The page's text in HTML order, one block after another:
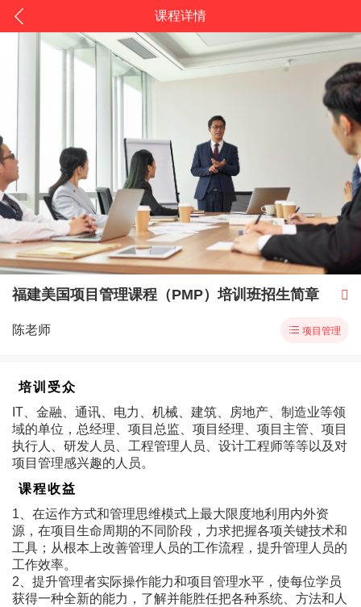
课程详情
福建美国项目管理课程（PMP）培训班招生简章 
陈老师  项目管理
培训受众
IT、金融、通讯、电力、机械、建筑、房地产、制造业等领
域的单位，总经理、项目总监、项目经理、项目主管、项目
执行人、研发人员、工程管理人员、设计工程师等等以及对
项目管理感兴趣的人员。
课程收益
1、在运作方式和管理思维模式上最大限度地利用内外资
源，在项目生命周期的不同阶段，力求把握各项关键技术和
工具；从根本上改善管理人员的工作流程，提升管理人员的
工作效率。
2、提升管理者实际操作能力和项目管理水平，使每位学员
获得一种全新的能力，了解并能胜任把各种系统、方法和人